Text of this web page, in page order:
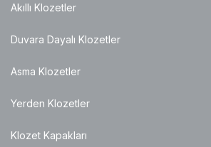
Akıllı Klozetler
Duvara Dayalı Klozetler
Asma Klozetler
Yerden Klozetler
Klozet Kapakları